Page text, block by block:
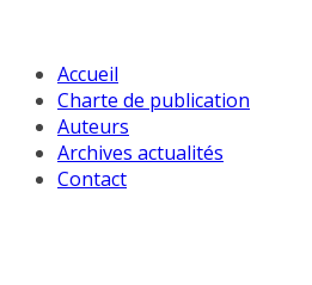
Accueil
Charte de publication
Auteurs
Archives actualités
Contact